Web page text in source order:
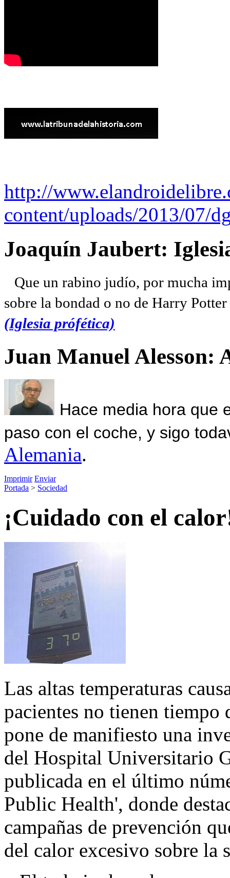
http://
content/uploads/2013/07/
Joaquín Jaubert:
Que un rabino judío, por mucha
sobre la bondad o no de Harry
(Iglesia prófética)
Juan Manuel Alesson:
Hace media hora que
paso con el coche, y sigo
Alemania.
Imprimir Enviar
Portada > Sociedad
¡Cuidado con el
Las altas temperaturas
pacientes no tienen tiempo
pone de manifiesto una
del Hospital Universitario
publicada en el último
Public Health', donde
campañas de prevención
del calor excesivo sobre la